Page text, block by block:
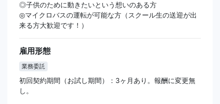
◎子供のために動きたいという想いのある方
◎マイクロバスの運転が可能な方（スクール生の送迎が出
来る方大歓迎です！）
雇用形態
業務委託
初回契約期間（お試し期間）：3ヶ月あり。報酬に変更無
し。